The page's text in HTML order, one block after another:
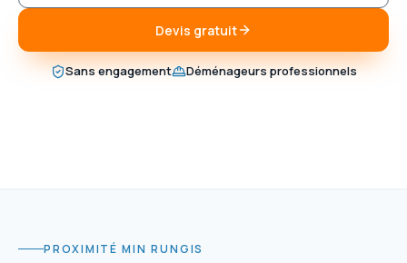
Devis gratuit
Sans engagement Déménageurs professionnels
PROXIMITÉ MIN RUNGIS